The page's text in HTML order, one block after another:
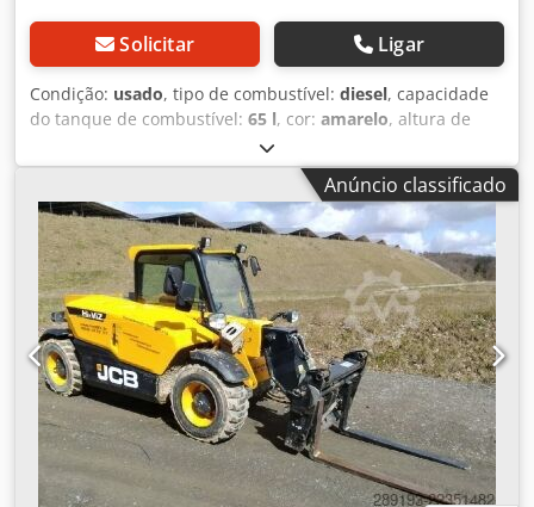
Solicitar Ligar
Condição: usado, tipo de combustível: diesel, capacidade
do tanque de combustível: 65 l, cor: amarelo, altura de
, Ano de fabrico:
funcionamento:2 770 h, Peso em vazio: 5.490 kg Carga útil:
2.500 kg Dkedpfxoykq Dae Aqljr Peso bruto total (zGG):
7.990 kg Dimensões (C x L x A): 400 x 184 x 189 cm
Anúncio classificado